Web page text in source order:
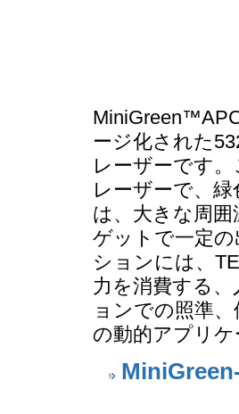
ージ化された
レーザーです
レーザーで、
は、大きな周
ゲットで一定
ションには、
力を消費する
ョンでの照準
の動的アプリ